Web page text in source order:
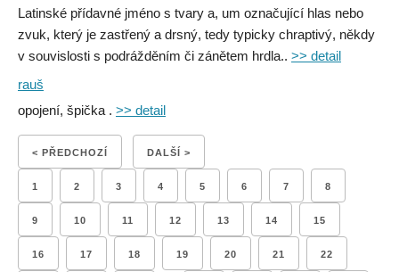
Latinské přídavné jméno s tvary a, um označující hlas nebo
zvuk, který je zastřený a drsný, tedy typicky chraptivý, někdy
v souvislosti s podrážděním či zánětem hrdla.. >> detail
rauš
opojení, špička . >> detail
< PŘEDCHOZÍ DALŠÍ >
1 2 3 4 5 6 7 8
9 10 11 12 13 14 15
16 17 18 19 20 21 22